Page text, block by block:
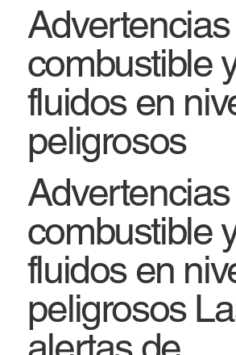
combustible
fluidos en
peligrosos
combustible
fluidos en
peligrosos